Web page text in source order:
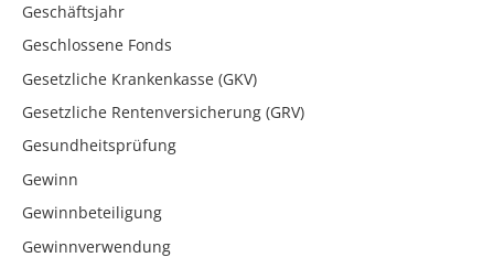
Geschäftsjahr
Geschlossene Fonds
Gesetzliche Krankenkasse (GKV)
Gesetzliche Rentenversicherung (GRV)
Gesundheitsprüfung
Gewinn
Gewinnbeteiligung
Gewinnverwendung